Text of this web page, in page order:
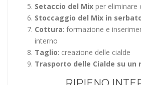
Setaccio del Mix per eliminare
Stoccaggio del Mix in
Cottura: formazione e
interno
Taglio: creazione delle cialde
Trasporto delle Cialde su un